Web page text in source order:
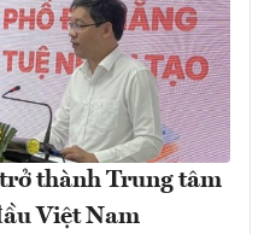
thành Trung tâm
Việt Nam